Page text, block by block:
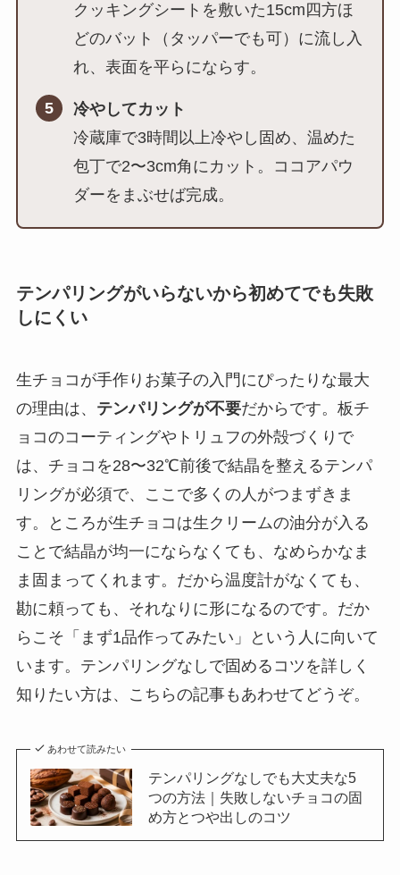
クッキングシートを敷いた15cm四方ほ
どのバット（タッパーでも可）に流し入
れ、表面を平らにならす。
5
冷やしてカット
冷蔵庫で3時間以上冷やし固め、温めた
包丁で2〜3cm角にカット。ココアパウ
ダーをまぶせば完成。
テンパリングがいらないから初めてでも失敗
しにくい
生チョコが手作りお菓子の入門にぴったりな最大
の理由は、 テンパリングが不要だからです。板チ
ョコのコーティングやトリュフの外殻づくりで
は、チョコを28〜32℃前後で結晶を整えるテンパ
リングが必須で、ここで多くの人がつまずきま
す。ところが生チョコは生クリームの油分が入る
ことで結晶が均一にならなくても、なめらかなま
ま固まってくれます。だから温度計がなくても、
勘に頼っても、それなりに形になるのです。だか
らこそ「まず1品作ってみたい」という人に向いて
います。テンパリングなしで固めるコツを詳しく
知りたい方は、こちらの記事もあわせてどうぞ。
あわせて読みたい
テンパリングなしでも大丈夫な5
つの方法｜失敗しないチョコの固
め方とつや出しのコツ